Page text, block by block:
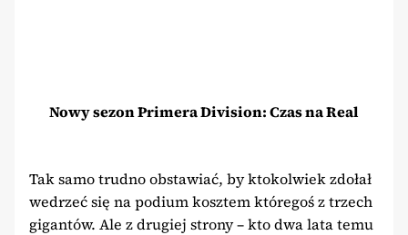
Nowy sezon Primera Division: Czas na Real
Tak samo trudno obstawiać, by ktokolwiek zdołał
wedrzeć się na podium kosztem któregoś z trzech
gigantów. Ale z drugiej strony – kto dwa lata temu